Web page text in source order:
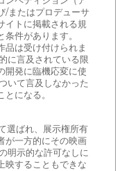
/またはプロデューサ
イトに掲載される規
件があります。
品は受け付けられま
に言及されている限
開発に臨機応変に使
いて言及しなかった
になる。
選ばれ、展示権所有
が一方的にその映画
明示的な許可なしに
映することもできな